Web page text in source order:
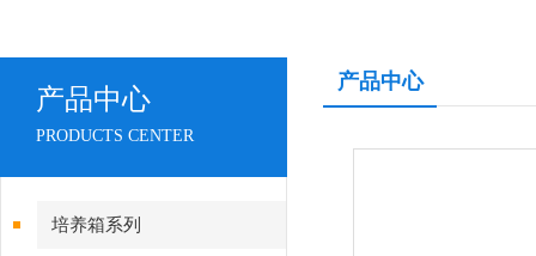
产品中心
PRODUCTS CENTER
培养箱系列
产品中心